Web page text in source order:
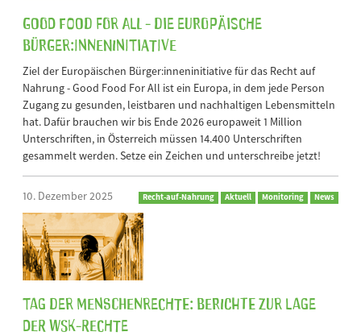
GOOD FOOD FOR ALL - Die Europäische
Bürger:inneninitiative
Ziel der Europäischen Bürger:inneninitiative für das Recht auf
Nahrung - Good Food For All ist ein Europa, in dem jede Person
Zugang zu gesunden, leistbaren und nachhaltigen Lebensmitteln
hat. Dafür brauchen wir bis Ende 2026 europaweit 1 Million
Unterschriften, in Österreich müssen 14.400 Unterschriften
gesammelt werden. Setze ein Zeichen und unterschreibe jetzt!
10. Dezember 2025 Recht-auf-Nahrung Aktuell Monitoring News
Tag der Menschenrechte: Berichte zur Lage
der WSK-Rechte